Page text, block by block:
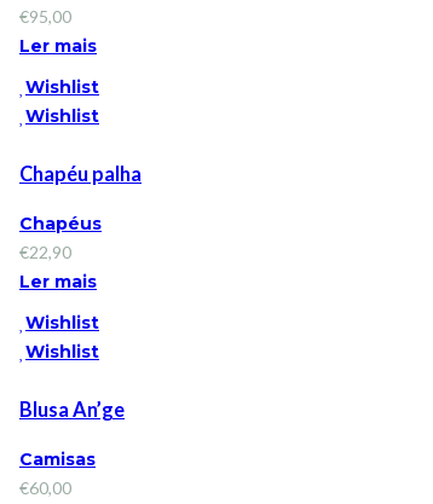
€95,00
Ler mais
Wishlist
Wishlist
Chapéu palha
Chapéus
€22,90
Ler mais
Wishlist
Wishlist
Blusa An’ge
Camisas
€60,00